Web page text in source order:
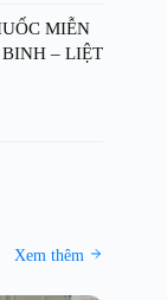
MIỄN
– LIỆT
Xem thêm